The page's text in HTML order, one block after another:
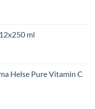
ml
Helse Pure Vitamin C